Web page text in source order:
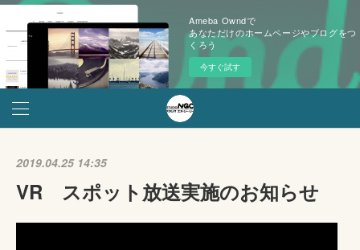
Ameba Owndで
あなただけのホームページやブログをつ
くろう
今すぐ試す
2019.04.25 14:35
VR スポット放送実施のお知らせ